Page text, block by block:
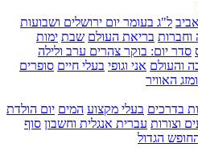
ל"ג בעומר יום ירושלים ושבועות
בריאת העולם שבת ימות
סדר יום: בוקר צהרים ערב ולילה
והעולם אני וגופי בעלי חיים סופרים
האוויר
בדרכים בעלי מקצוע המים יום הולדת
וצורות עברית אנגלית וחשבון סוף
הגדול